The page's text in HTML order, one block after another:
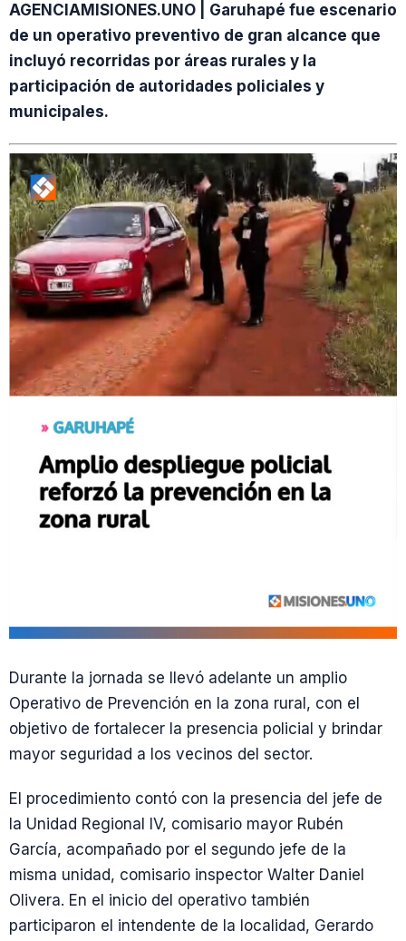
AGENCIAMISIONES.UNO | Garuhapé fue escenario
de un operativo preventivo de gran alcance que
incluyó recorridas por áreas rurales y la
participación de autoridades policiales y
municipales.
Durante la jornada se llevó adelante un amplio
Operativo de Prevención en la zona rural, con el
objetivo de fortalecer la presencia policial y brindar
mayor seguridad a los vecinos del sector.
El procedimiento contó con la presencia del jefe de
la Unidad Regional IV, comisario mayor Rubén
García, acompañado por el segundo jefe de la
misma unidad, comisario inspector Walter Daniel
Olivera. En el inicio del operativo también
participaron el intendente de la localidad, Gerardo